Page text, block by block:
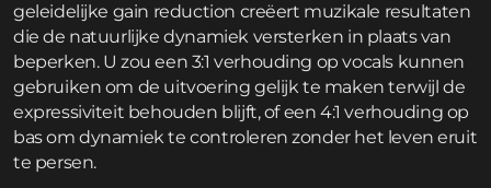
geleidelijke gain reduction creëert muzikale resultaten
die de natuurlijke dynamiek versterken in plaats van
beperken. U zou een 3:1 verhouding op vocals kunnen
gebruiken om de uitvoering gelijk te maken terwijl de
expressiviteit behouden blijft, of een 4:1 verhouding op
bas om dynamiek te controleren zonder het leven eruit
te persen.